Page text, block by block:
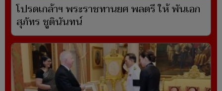
โปรดเกล้าฯ พระราชทานยศ พลตรี ให้ พันเอก
สุภัทร ชูตินันทน์